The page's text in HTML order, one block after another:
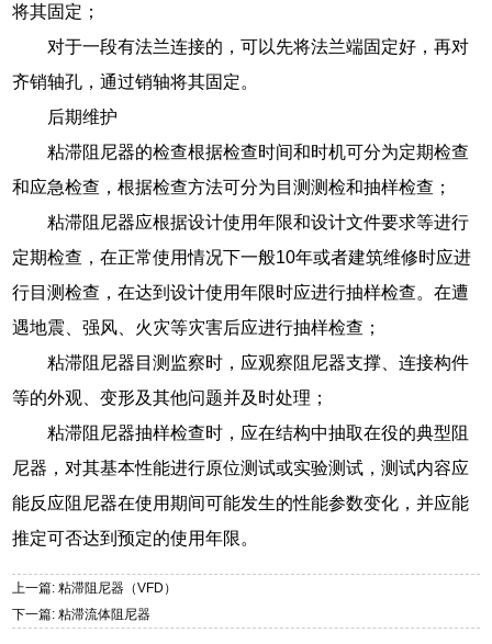
将其固定；
对于一段有法兰连接的，可以先将法兰端固定好，再对
齐销轴孔，通过销轴将其固定。
后期维护
粘滞阻尼器的检查根据检查时间和时机可分为定期检查
和应急检查，根据检查方法可分为目测测检和抽样检查；
粘滞阻尼器应根据设计使用年限和设计文件要求等进行
定期检查，在正常使用情况下一般10年或者建筑维修时应进
行目测检查，在达到设计使用年限时应进行抽样检查。在遭
遇地震、强风、火灾等灾害后应进行抽样检查；
粘滞阻尼器目测监察时，应观察阻尼器支撑、连接构件
等的外观、变形及其他问题并及时处理；
粘滞阻尼器抽样检查时，应在结构中抽取在役的典型阻
尼器，对其基本性能进行原位测试或实验测试，测试内容应
能反应阻尼器在使用期间可能发生的性能参数变化，并应能
推定可否达到预定的使用年限。
上一篇: 粘滞阻尼器（VFD）
下一篇: 粘滞流体阻尼器